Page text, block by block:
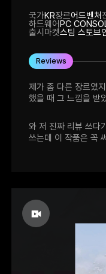
국가KR장르어드벤쳐
하드웨어PC
출시마켓스팀 스토브
Reviews
제가 좀 다른 장르였
했을 때 그 느낌을 받
진행 방식, 수사물의
추리, 2D 아트, 사운
재미있게 즐겼습니다. 그중에서도 특히 저장
있지만 주인공의 배경
아우러내어 여러모로
느껴지는 세이브 화면이
아쉬웠던 부분은, 등
시 특정 행동을 할 때
반복되던 점이였네요
와 저 진짜 리뷰 쓰다
쓰는데 이 작품은 꼭
엔딩까지 보고 말았
존재하지 않는 세계관
부자연스러움도 없는
겹침을 허락하지 않
확실한 캐릭터들. 온
섞어놓고 거기에 판